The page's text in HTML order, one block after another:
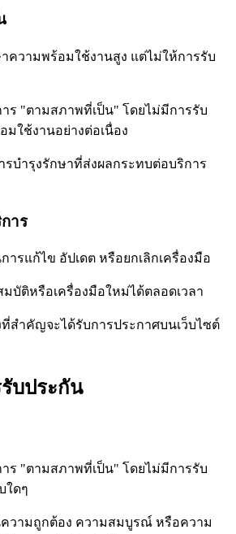
าความพร้อมใช้งานสูง แต่ไม่ให้การรับ
าร "ตามสภาพที่เป็น" โดยไม่มีการรับ
ใช้งานอย่างต่อเนื่อง
รบำรุงรักษาที่ส่งผลกระทบต่อบริการ
าร
ารแก้ไข อัปเดต หรือยกเลิกเครื่องมือ
บัติหรือเครื่องมือใหม่ได้ตลอดเวลา
ที่สำคัญจะได้รับการประกาศบนเว็บไซต์
บประกัน
าร "ตามสภาพที่เป็น" โดยไม่มีการรับ
ใดๆ
ความถูกต้อง ความสมบูรณ์ หรือความ